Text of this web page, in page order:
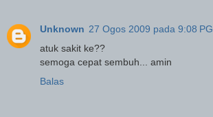
Unknown 27 Ogos 2009 pada 9:08 PG
atuk sakit ke??
semoga cepat sembuh... amin
Balas